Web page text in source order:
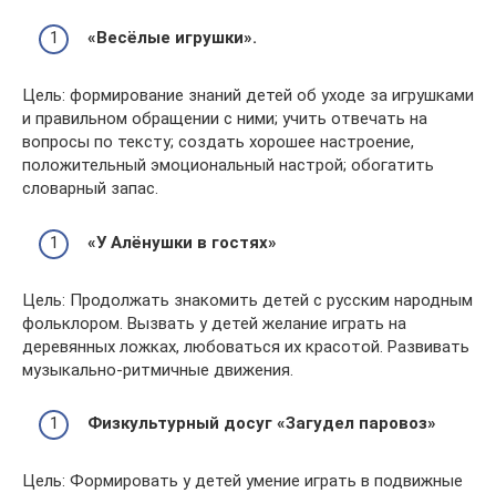
«Весёлые игрушки».
Цель: формирование знаний детей об уходе за игрушками
и правильном обращении с ними; учить отвечать на
вопросы по тексту; создать хорошее настроение,
положительный эмоциональный настрой; обогатить
словарный запас.
«У Алёнушки в гостях»
Цель: Продолжать знакомить детей с русским народным
фольклором. Вызвать у детей желание играть на
деревянных ложках, любоваться их красотой. Развивать
музыкально-ритмичные движения.
Физкультурный досуг «Загудел паровоз»
Цель: Формировать у детей умение играть в подвижные